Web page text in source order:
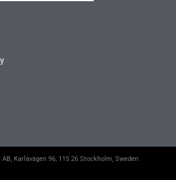
Karlavägen 96, 115 26 Stockholm, Sweden